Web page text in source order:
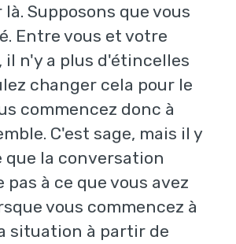
Supposons que vous
Entre vous et votre
il n'y a plus d'étincelles
changer cela pour le
commencez donc à
C'est sage, mais il y
que la conversation
pas à ce que vous avez
vous commencez à
situation à partir de